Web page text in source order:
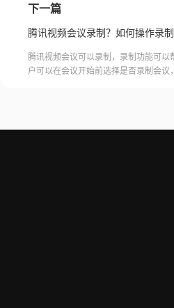
下一篇
腾讯视频会议录制？如何操作录制
腾讯视频会议可以录制，录制功能可
户可以在会议开始前选择是否录制会